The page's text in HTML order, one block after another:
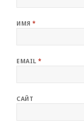
ИМЯ*
EMAIL*
САЙТ